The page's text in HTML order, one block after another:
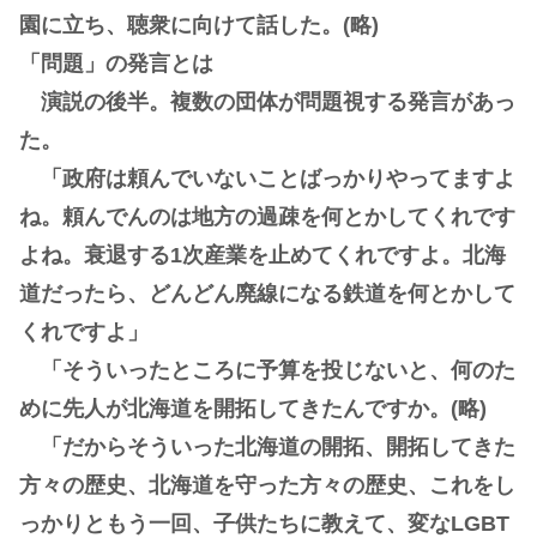
園に立ち、聴衆に向けて話した。(略)
「問題」の発言とは
演説の後半。複数の団体が問題視する発言があっ
た。
「政府は頼んでいないことばっかりやってますよ
ね。頼んでんのは地方の過疎を何とかしてくれです
よね。衰退する1次産業を止めてくれですよ。北海
道だったら、どんどん廃線になる鉄道を何とかして
くれですよ」
「そういったところに予算を投じないと、何のた
めに先人が北海道を開拓してきたんですか。(略)
「だからそういった北海道の開拓、開拓してきた
方々の歴史、北海道を守った方々の歴史、これをし
っかりともう一回、子供たちに教えて、変なLGBT